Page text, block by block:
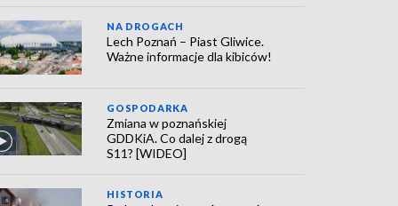
NA DROGACH
Lech Poznań – Piast Gliwice.
Ważne informacje dla kibiców!
GOSPODARKA
Zmiana w poznańskiej
GDDKiA. Co dalej z drogą
S11? [WIDEO]
HISTORIA